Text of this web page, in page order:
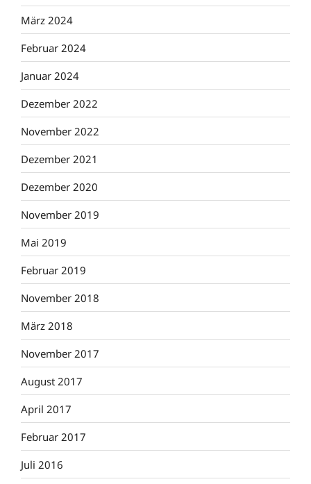
März 2024
Februar 2024
Januar 2024
Dezember 2022
November 2022
Dezember 2021
Dezember 2020
November 2019
Mai 2019
Februar 2019
November 2018
März 2018
November 2017
August 2017
April 2017
Februar 2017
Juli 2016